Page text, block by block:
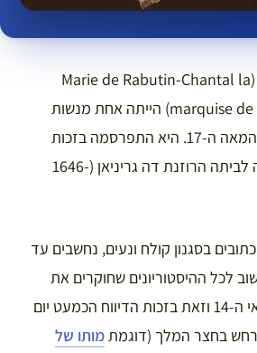
המרקיזה דה סבינייה (Marie de Rabutin-Chantal la
marquise de Sévigné 1626-1696) הייתה אחת מנשות
החברה החשובות של המאה ה-17. היא התפרסמה בזכות
המכתבים אותם כתבה לביתה הרוזנת דה גריניאן (1646-
בסגנון קולח ונעים, נחשבים עד
לכל ההיסטוריונים שחוקרים את
תקופת שלטונו של לואי ה-14 וזאת בזכות הדיווח הכמעט יום
בחצר המלך (דוגמתמותו של